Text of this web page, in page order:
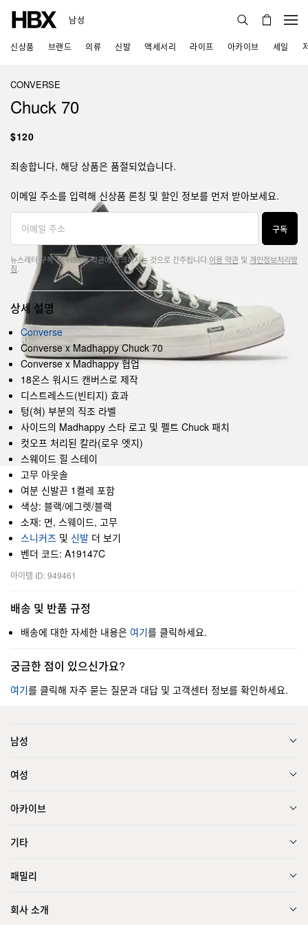
남성
신상품 브랜드 의류 신발 액세서리 라이프 아카이브 세일
CONVERSE
Chuck 70
$120
죄송합니다, 해당 상품은 품절되었습니다.
이메일 주소를 입력해 신상품 론칭 및 할인 정보를 먼저 받아보세요.
구독
뉴스레터 구독 시, HBX의 약관에 동의하시는 것으로 간주됩니다. 이용 약관 및 개인정보처리방
침
상세 설명
Converse
Converse x Madhappy Chuck 70
Converse x Madhappy 협업
18온스 워시드 캔버스로 제작
디스트레스드(빈티지) 효과
텅(혀) 부분의 직조 라벨
사이드의 Madhappy 스타 로고 및 펠트 Chuck 패치
컷오프 처리된 칼라(로우 엣지)
스웨이드 힐 스테이
고무 아웃솔
여분 신발끈 1켤레 포함
색상: 블랙/에그렛/블랙
소재: 면, 스웨이드, 고무
스니커즈 및 신발 더 보기
벤더 코드: A19147C
아이템 ID: 949461
배송 및 반품 규정
배송에 대한 자세한 내용은 여기를 클릭하세요.
궁금한 점이 있으신가요?
여기를 클릭해 자주 묻는 질문과 대답 및 고객센터 정보를 확인하세요.
남성
여성
아카이브
기타
패밀리
회사 소개